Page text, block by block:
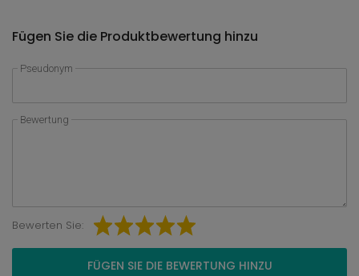
Fügen Sie die Produktbewertung hinzu
Pseudonym
Bewertung
Bewerten Sie:
FÜGEN SIE DIE BEWERTUNG HINZU